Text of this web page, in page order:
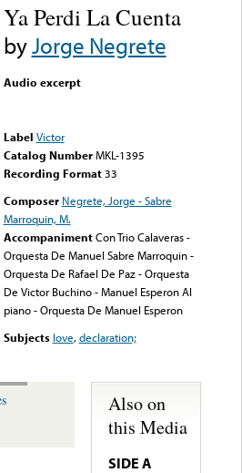
Ya Perdi La Cuenta
byJorge Negrete
Audio excerpt
Label Victor
Catalog Number MKL-1395
Recording Format33
Composer Negrete, Jorge - Sabre
Marroquin, M.
Accompaniment Con Trio Calaveras -
Orquesta De Manuel Sabre Marroquin -
Orquesta De Rafael De Paz - Orquesta
De Victor Buchino - Manuel Esperon Al
piano - Orquesta De Manuel Esperon
Subjects love,declaration;
Also on
this Media
SIDE A